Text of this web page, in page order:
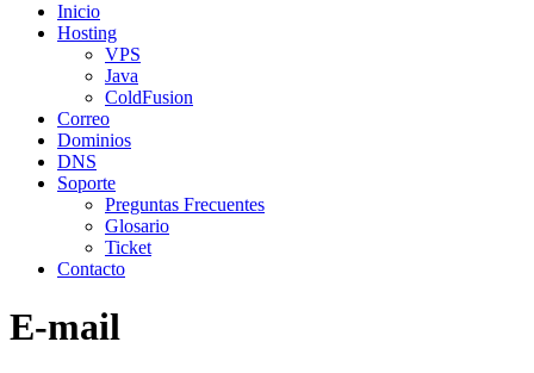
Inicio
Hosting
VPS
Java
ColdFusion
Correo
Dominios
DNS
Soporte
Preguntas Frecuentes
Glosario
Ticket
Contacto
E-mail